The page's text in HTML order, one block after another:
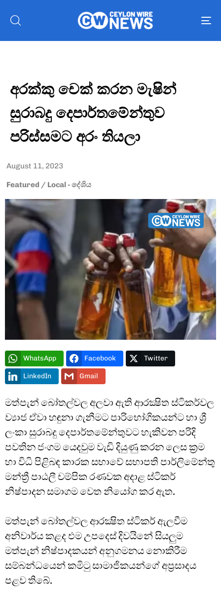
Type and hit enter
අරක්කු චෙක් කරන මැෂින්
සුරාබදු දෙපාර්තමේන්තුව
පරිස්සමට අරං තියලා
August 11, 2023
Featured / Local - දේශිය
WhatsApp Facebook Twitter
LinkedIn Gmail
මත්පැන් බෝතල්වල අලවා ඇති ආරක්‍ෂිත ස්ටිකර්වල
ව්‍යාජ ඒවා හඳුනා ගැනීමට පාරිභෝගිකයන්ට හා ශ්‍රී
ලංකා සුරාබදු දෙපාර්තමේන්තුවට හැකිවන පරිදි
පවතින ජංගම යෙදවුම වැඩි දියුණු කරන ලෙස ක්‍රම
හා විධි පිළිබඳ කාරක සභාවේ සභාපති පාර්ලිමේන්තු
මන්ත්‍රී පාඨලී චම්පික රණවක අදාළ ස්ටිකර්
නිෂ්පාදන සමාගම වෙත නියෝග කර ඇත.
මත්පැන් බෝතල්වල ආරක්‍ෂිත ස්ටිකර් ඇලවීම
අනිවාර්ය කළද එම උපදෙස් දිවයිනේ සියලුම
මත්පැන් නිෂ්පාදකයන් අනුගමනය නොකිරීම
සම්බන්ධයෙන් කමිටු සාමාජිකයන්ගේ අප්‍රසාදය
පළව තිබේ.